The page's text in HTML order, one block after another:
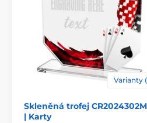
Varianty
Skleněná trofej
| Karty